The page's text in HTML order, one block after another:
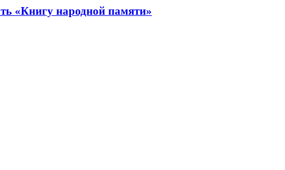
«Книгу народной памяти»